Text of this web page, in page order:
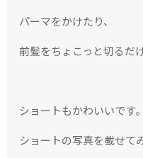
パーマをかけたり、
前髪をちょこっと切るだ
ショートもかわいいです。
ショートの写真を載せて